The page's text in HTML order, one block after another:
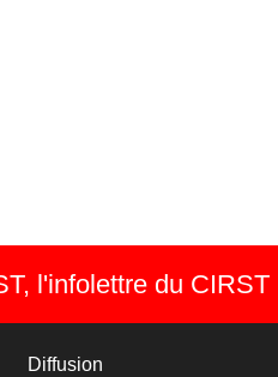
l'infolettre du CIRST
Diffusion